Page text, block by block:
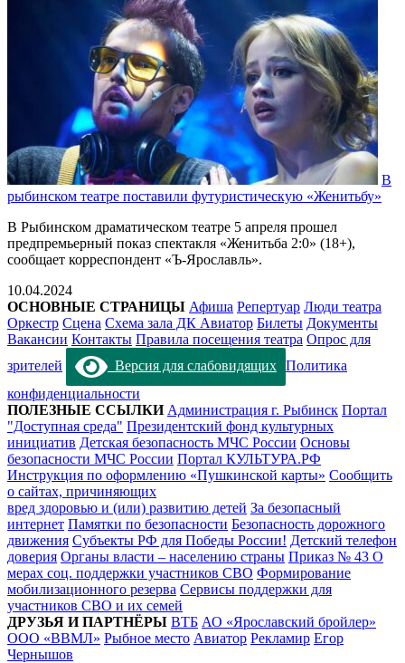
В
рыбинском театре поставили футуристическую «Женитьбу»
В Рыбинском драматическом театре 5 апреля прошел
предпремьерный показ спектакля «Женитьба 2:0» (18+),
сообщает корреспондент «Ъ-Ярославль».
10.04.2024
ОСНОВНЫЕ СТРАНИЦЫ Афиша Репертуар Люди театра
Оркестр Сцена Схема зала ДК Авиатор Билеты Документы
Вакансии Контакты Правила посещения театра Опрос для
зрителей
Версия для слабовидящих Политика
конфиденциальности
ПОЛЕЗНЫЕ ССЫЛКИ Администрация г. Рыбинск Портал
"Доступная среда" Президентский фонд культурных
инициатив Детская безопасность МЧС России Основы
безопасности МЧС России Портал КУЛЬТУРА.РФ
Инструкция по оформлению «Пушкинской карты» Сообщить
о сайтах, причиняющих
вред здоровью и (или) развитию детей За безопасный
интернет Памятки по безопасности Безопасность дорожного
движения Субъекты РФ для Победы России! Детский телефон
доверия Органы власти – населению страны Приказ № 43 О
мерах соц. поддержки участников СВО Формирование
мобилизационного резерва Сервисы поддержки для
участников СВО и их семей
ДРУЗЬЯ И ПАРТНЁРЫ ВТБ АО «Ярославский бройлер»
ООО «ВВМЛ» Рыбное место Авиатор Рекламир Егор
Чернышов